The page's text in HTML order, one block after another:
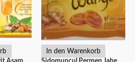
In den Warenkorb